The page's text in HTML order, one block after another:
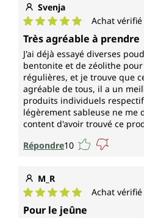
Svenja
Note moyenne de 5 sur 5
Achat vérifié
Très agréable à prendre
J'ai déjà essayé diverses
bentonite et de zéolithe
régulières, et je trouve que
agréable de tous, il a un
produits individuels
légèrement sableuse ne me
content d'avoir trouvé ce
Répondre10
M_R
Note moyenne de 5 sur 5
Achat vérifié
Pour le jeûne